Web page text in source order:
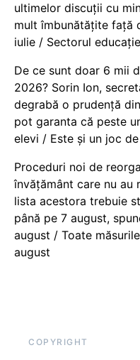
ultimelor discuții cu
mult îmbunătățite față
iulie / Sectorul
De ce sunt doar 6 mii
2026? Sorin Ion,
degrabă o prudență
pot garanta că peste
elevi / Este și un joc
Proceduri noi de
învățământ care nu au
lista acestora trebuie
până pe 7 august,
august / Toate
august
COPYRIGHT